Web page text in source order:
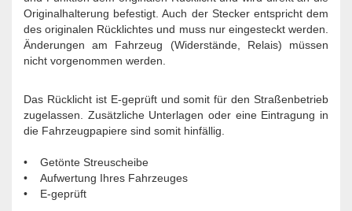
Originalhalterung befestigt. Auch der Stecker entspricht dem
des originalen Rücklichtes und muss nur eingesteckt werden.
Änderungen am Fahrzeug (Widerstände, Relais) müssen
nicht vorgenommen werden.
Das Rücklicht ist E-geprüft und somit für den Straßenbetrieb
zugelassen. Zusätzliche Unterlagen oder eine Eintragung in
die Fahrzeugpapiere sind somit hinfällig.
• Getönte Streuscheibe
• Aufwertung Ihres Fahrzeuges
• E-geprüft